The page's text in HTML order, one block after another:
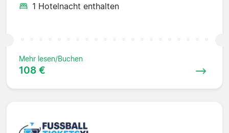
1 Hotelnacht enthalten
Mehr lesen/Buchen
108 €